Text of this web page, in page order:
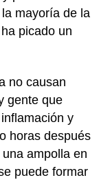
mayoría de la
picado un
no causan
gente que
y
horas después
ampolla en
puede formar